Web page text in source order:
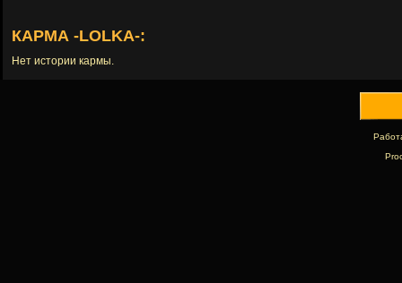
КАРМА -LOLKA-:
Нет истории кармы.